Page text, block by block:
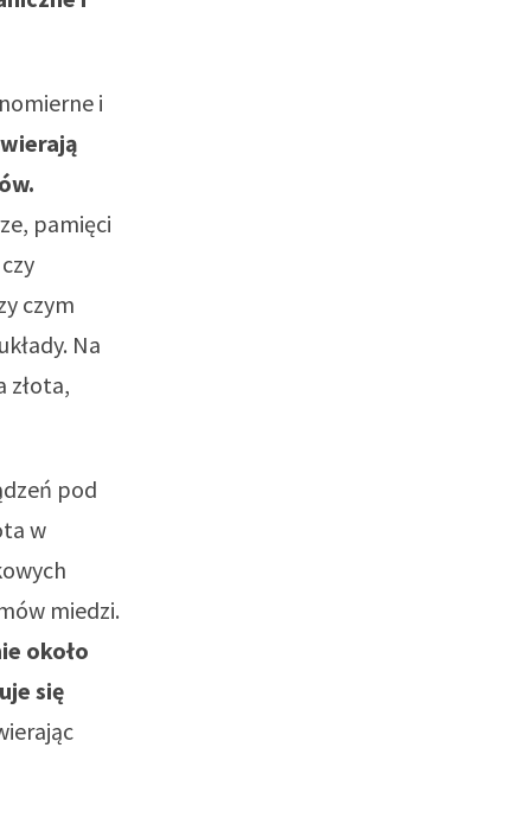
i
pamięci
czym
Na
złota,
pod
w
miedzi.
około
się